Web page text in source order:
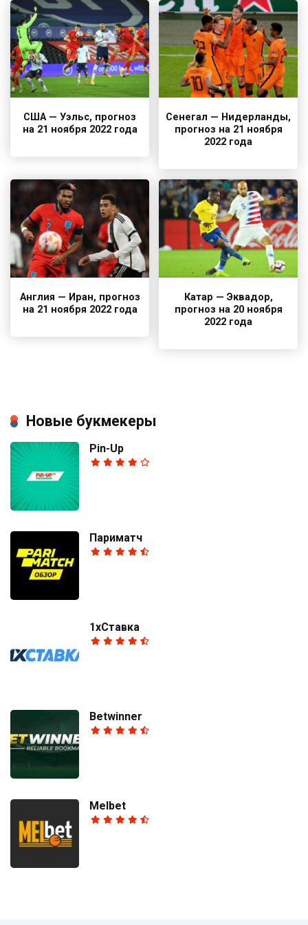
США — Уэльс, прогноз
на 21 ноября 2022 года
Сенегал — Нидерланды,
прогноз на 21 ноября
2022 года
Англия — Иран, прогноз
на 21 ноября 2022 года
Катар — Эквадор,
прогноз на 20 ноября
2022 года
Новые букмекеры
Pin-Up
Париматч
1хСтавка
Betwinner
Melbet